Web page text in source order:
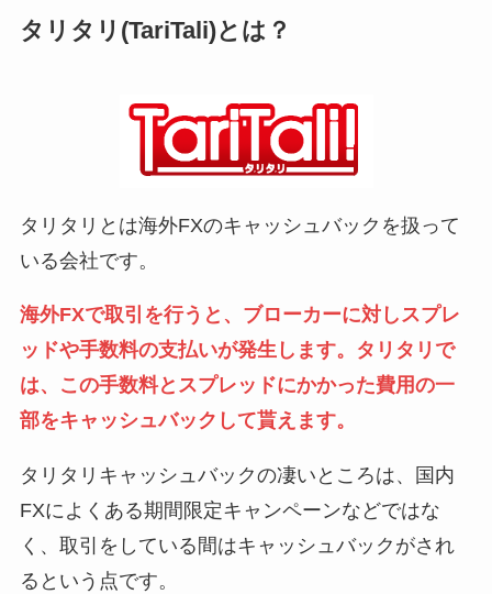
タリタリ(TariTali)とは？
タリタリとは海外FXのキャッシュバックを扱って
いる会社です。
海外FXで取引を行うと、ブローカーに対しスプレ
ッドや手数料の支払いが発生します。タリタリで
は、この手数料とスプレッドにかかった費用の一
部をキャッシュバックして貰えます。
タリタリキャッシュバックの凄いところは、国内
FXによくある期間限定キャンペーンなどではな
く、 取引をしている間はキャッシュバックがされ
る という点です。